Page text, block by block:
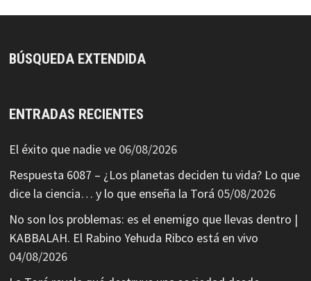
BÚSQUEDA EXTENDIDA
ENTRADAS RECIENTES
El éxito que nadie ve 06/08/2026
Respuesta 6087 – ¿Los planetas deciden tu vida? Lo que
dice la ciencia… y lo que enseña la Torá 05/08/2026
No son los problemas: es el enemigo que llevas dentro |
KABBALAH. El Rabino Yehuda Ribco está en vivo
04/08/2026